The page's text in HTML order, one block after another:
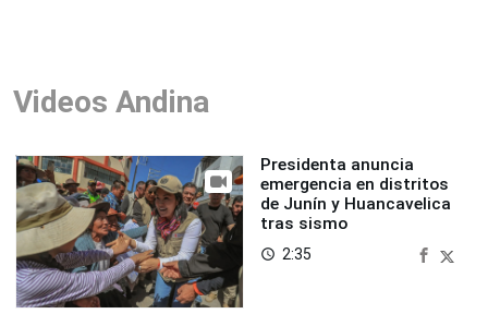
Videos Andina
Presidenta anuncia
emergencia en distritos
de Junín y Huancavelica
tras sismo
access_time 2:35